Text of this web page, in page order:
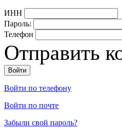
ИНН
Пароль:
Телефон
Отправить
Войти по телефону
Войти по почте
Забыли свой пароль?